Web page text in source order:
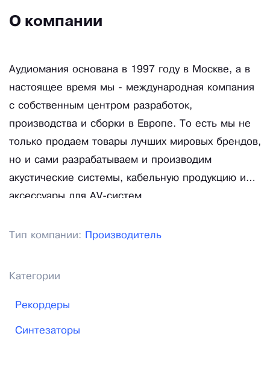
О компании
Аудиомания основана в 1997 году в Москве, а в
настоящее время мы - международная компания
с собственным центром разработок,
производства и сборки в Европе. То есть мы не
только продаем товары лучших мировых брендов,
но и сами разрабатываем и производим
акустические системы, кабельную продукцию и
аксессуары для AV-систем.
Тип компании: Производитель
Категории
Рекордеры
Синтезаторы